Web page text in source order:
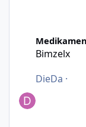
Bimzelx
DieDa ·